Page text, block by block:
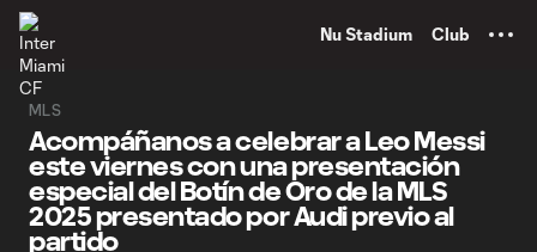
Nu Stadium Club
MLS
Acompáñanos a celebrar a Leo Messi
este viernes con una presentación
especial del Botín de Oro de la MLS
2025 presentado por Audi previo al
partido